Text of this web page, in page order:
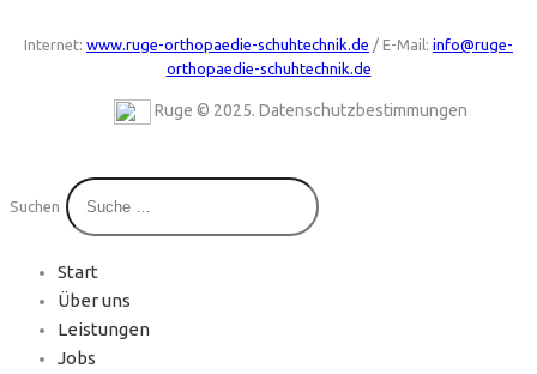
Internet: www.ruge-orthopaedie-schuhtechnik.de / E-Mail: info@ruge-
orthopaedie-schuhtechnik.de
Ruge © 2025. Datenschutzbestimmungen
Suchen
Start
Über uns
Leistungen
Jobs